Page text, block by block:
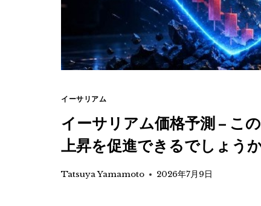
イーサリアム
イーサリアム価格予測 – こ
上昇を促進できるでしょう
Tatsuya Yamamoto 2026年7月9日